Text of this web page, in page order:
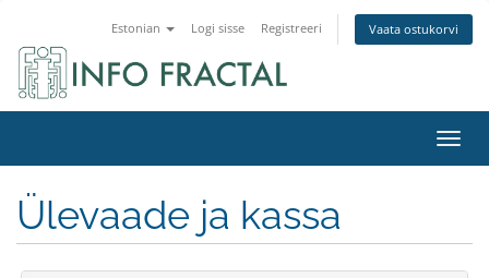
Estonian Logi sisse Registreeri Vaata ostukorvi
Ülevaade ja kassa